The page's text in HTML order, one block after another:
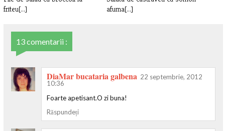
friteu[...]
afuma[...]
13 comentarii :
DiaMar bucataria galbena 22 septembrie, 2012
10:36
Foarte apetisant.O zi buna!
Răspundeți